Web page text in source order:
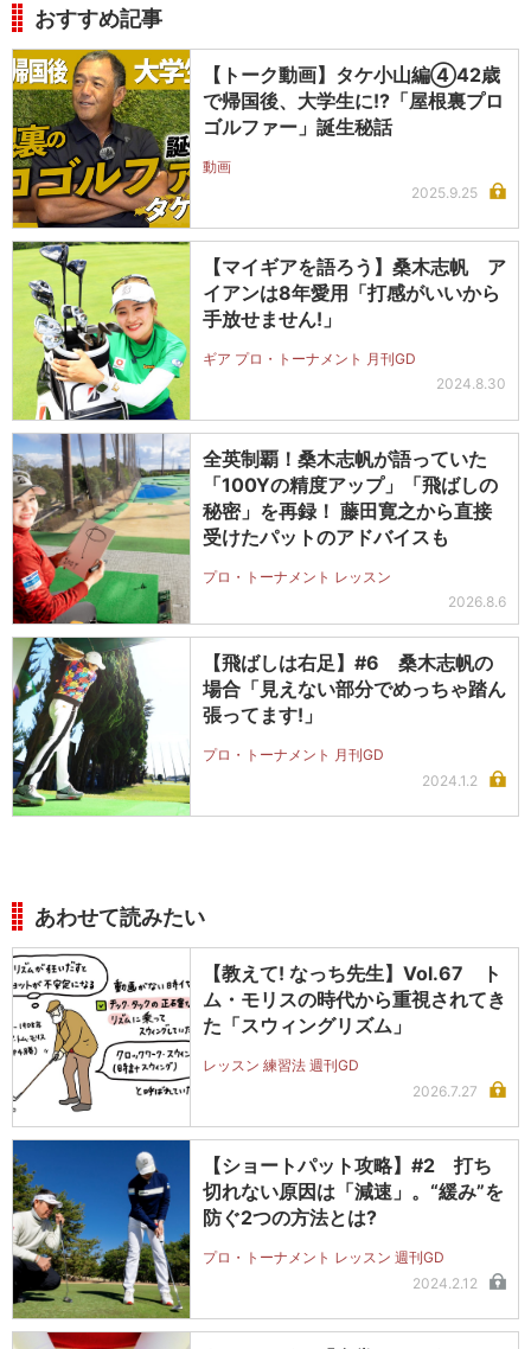
おすすめ記事
【トーク動画】タケ小山編④42歳
で帰国後、大学生に!?「屋根裏プロ
ゴルファー」誕生秘話
動画
2025.9.25
【マイギアを語ろう】桑木志帆 ア
イアンは8年愛用「打感がいいから
手放せません!」
ギア プロ・トーナメント 月刊GD
2024.8.30
全英制覇！桑木志帆が語っていた
「100Yの精度アップ」「飛ばしの
秘密」を再録！ 藤田寛之から直接
受けたパットのアドバイスも
プロ・トーナメント レッスン
2026.8.6
【飛ばしは右足】#6 桑木志帆の
場合「見えない部分でめっちゃ踏ん
張ってます!」
プロ・トーナメント 月刊GD
2024.1.2
あわせて読みたい
【教えて! なっち先生】Vol.67 ト
ム・モリスの時代から重視されてき
た「スウィングリズム」
レッスン 練習法 週刊GD
2026.7.27
【ショートパット攻略】#2 打ち
切れない原因は「減速」。“緩み”を
防ぐ2つの方法とは?
プロ・トーナメント レッスン 週刊GD
2024.2.12